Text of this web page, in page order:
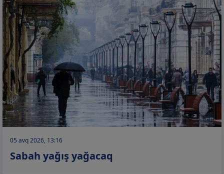
05 avq 2026, 13:16
Sabah yağış yağacaq